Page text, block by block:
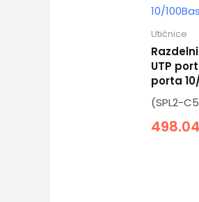
Utičnice
UTP
porta
(SPL2-
498.04